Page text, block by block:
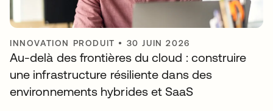
INNOVATION PRODUIT • 30 JUIN 2026
Au-delà des frontières du cloud : construire
une infrastructure résiliente dans des
environnements hybrides et SaaS